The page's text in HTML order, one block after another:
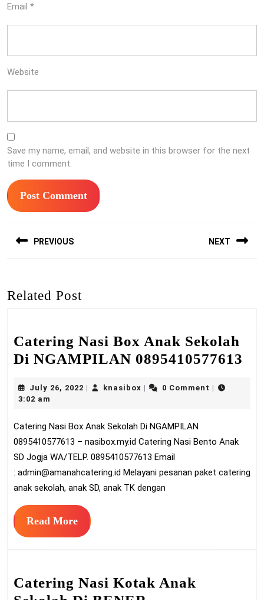
Email *
Website
Save my name, email, and website in this browser for the next
time I comment.
navigation
PREVIOUS NEXT
Related Post
Catering Nasi Box Anak Sekolah
Di NGAMPILAN 0895410577613
July 26, 2022 July
| knasiboxknasibox
| 0 Comment |
3:02 am
Catering Nasi Box Anak Sekolah Di NGAMPILAN
0895410577613 – nasibox.my.id Catering Nasi Bento Anak
SD Jogja WA/TELP. 0895410577613 Email
: admin@amanahcatering.id Melayani pesanan paket catering
anak sekolah, anak SD, anak TK dengan
Read MoreRead
More
Catering Nasi Kotak Anak